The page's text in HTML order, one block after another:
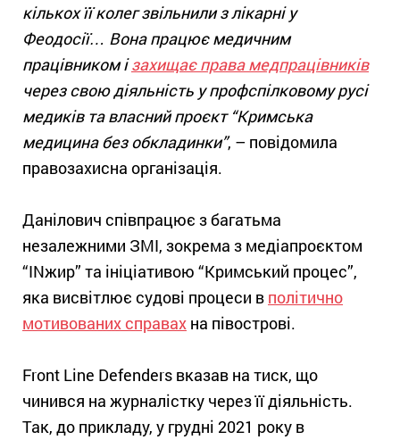
кількох її колег звільнили з лікарні у
Феодосії… Вона працює медичним
працівником ізахищає права медпрацівників
через свою діяльність у профспілковому русі
медиків та власний проєкт “Кримська
медицина без обкладинки”, – повідомила
правозахисна організація.
Данілович співпрацює з багатьма
незалежними ЗМІ, зокрема з медіапроєктом
“INжир” та ініціативою “Кримський процес”,
яка висвітлює судові процеси в політично
мотивованих справах на півострові.
Front Line Defenders вказав на тиск, що
чинився на журналістку через її діяльність.
Так, до прикладу, у грудні 2021 року в